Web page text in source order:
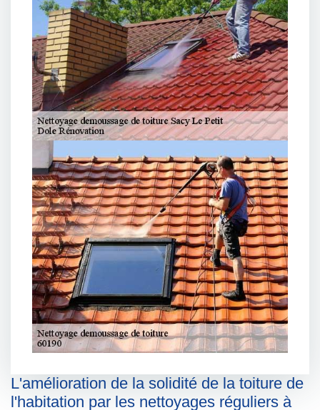
L'amélioration de la solidité de la toiture de
l'habitation par les nettoyages réguliers à